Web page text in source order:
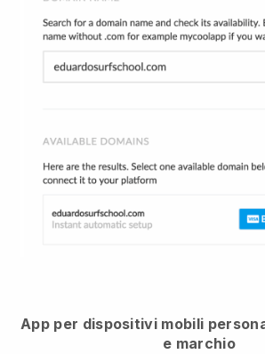
App per dispositivi mobili
e marchio